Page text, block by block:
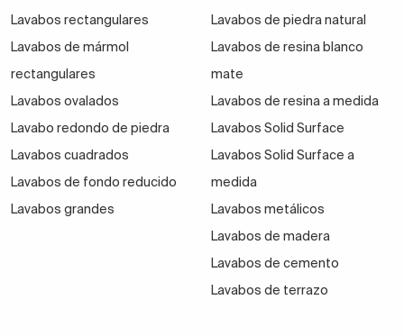
Lavabos rectangulares
Lavabos de mármol
rectangulares
Lavabos ovalados
Lavabo redondo de piedra
Lavabos cuadrados
Lavabos de fondo reducido
Lavabos grandes
Lavabos de piedra natural
Lavabos de resina blanco
mate
Lavabos de resina a medida
Lavabos Solid Surface
Lavabos Solid Surface a
medida
Lavabos metálicos
Lavabos de madera
Lavabos de cemento
Lavabos de terrazo